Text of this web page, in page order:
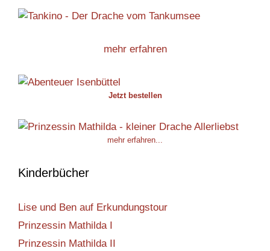
mehr erfahren
Jetzt bestellen
mehr erfahren...
Kinderbücher
Lise und Ben auf Erkundungstour
Prinzessin Mathilda I
Prinzessin Mathilda II